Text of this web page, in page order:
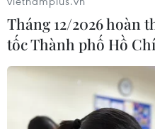
Tháng 12/2026 hoàn
tốc Thành phố Hồ